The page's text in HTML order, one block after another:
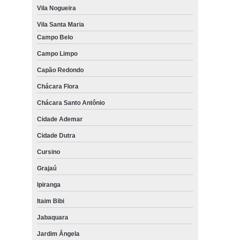
Vila Nogueira
Vila Santa Maria
Campo Belo
Campo Limpo
Capão Redondo
Chácara Flora
Chácara Santo Antônio
Cidade Ademar
Cidade Dutra
Cursino
Grajaú
Ipiranga
Itaim Bibi
Jabaquara
Jardim Ângela